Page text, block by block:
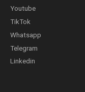
Youtube
TikTok
Whatsapp
Telegram
Linkedin